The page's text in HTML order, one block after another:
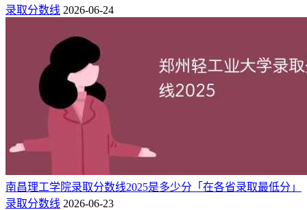
录取分数线 2026-06-24
南昌理工学院录取分数线2025是多少分「在各省录取最低分」
录取分数线 2026-06-23